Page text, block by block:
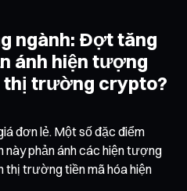
ngành: Đợt tăng
ánh hiện tượng
thị trường crypto?
đơn lẻ. Một số đặc điểm
này phản ánh các hiện tượng
thị trường tiền mã hóa hiện